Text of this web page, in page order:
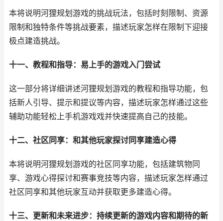
本将说明河狸规划游戏的挑战玩法，包括时刻限制、资源
限制和独特条件等挑战要素，描述玩家怎样在限制下迎接
极点建造挑战。
十一、教程和指导：易上手的游戏入门尝试
这一部分将详细讲述河狸规划游戏的教程和指导功能，包
括新人引导、提示和提议等内容，描述玩家怎样通过这些
辅助功能轻松上手机游戏戏并快速提高自己的技能。
十二、社区同享：和其他玩家探讨同享建造心得
本将说明河狸规划游戏的社区同享功能，包括建筑物同
享、游戏心得探讨和赛事竞技等内容，描述玩家怎样通过
社区同享和其他玩家互动并获取更多建造心得。
十三、更新和未来进步：持续更新的游戏内容和期待的新